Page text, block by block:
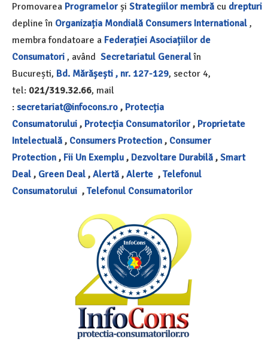
Promovarea Programelor și Strategiilor membră cu drepturi
depline în Organizația Mondială Consumers International ,
membra fondatoare a Federației Asociațiilor de
Consumatori , având Secretariatul General în
București, Bd. Mărășești , nr. 127-129, sector 4,
tel: 021/319.32.66, mail
: secretariat@infocons.ro , Protecția
Consumatorului , Protecția Consumatorilor , Proprietate
Intelectuală , Consumers Protection , Consumer
Protection , Fii Un Exemplu , Dezvoltare Durabilă , Smart
Deal , Green Deal , Alertă , Alerte , Telefonul
Consumatorului , Telefonul Consumatorilor